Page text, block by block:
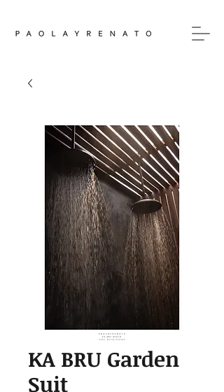
KA BRU Garden
Suit